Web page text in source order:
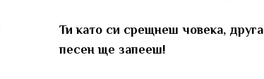
Ти като си срещнеш човека, друга
песен ще запееш!